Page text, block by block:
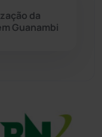
da
Guanambi